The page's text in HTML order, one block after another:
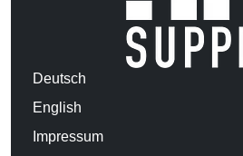
Deutsch
English
Impressum